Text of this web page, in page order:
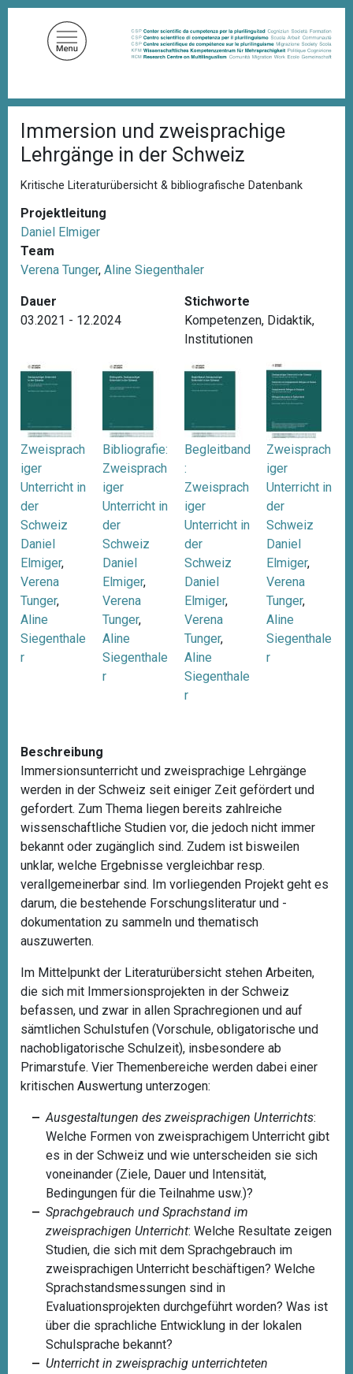
D
f
a
d
a
i
g
a
t
i
n
Immersion und zweisprachige
Lehrgänge in der Schweiz
Kritische Literaturübersicht & bibliografische Datenbank
Projektleitung
Daniel Elmiger
Team
Verena Tunger, Aline Siegenthaler
Dauer
03.2021 - 12.2024
Stichworte
Kompetenzen, Didaktik,
Institutionen
Zweisprach
iger
Unterricht in
der
Schweiz
Daniel
Elmiger,
Verena
Tunger,
Aline
Siegenthale
r
Bibliografie:
Zweisprach
iger
Unterricht in
der
Schweiz
Daniel
Elmiger,
Verena
Tunger,
Aline
Siegenthale
r
Begleitband
:
Zweisprach
iger
Unterricht in
der
Schweiz
Daniel
Elmiger,
Verena
Tunger,
Aline
Siegenthale
r
Zweisprach
iger
Unterricht in
der
Schweiz
Daniel
Elmiger,
Verena
Tunger,
Aline
Siegenthale
r
Beschreibung
Immersionsunterricht und zweisprachige Lehrgänge
werden in der Schweiz seit einiger Zeit gefördert und
gefordert. Zum Thema liegen bereits zahlreiche
wissenschaftliche Studien vor, die jedoch nicht immer
bekannt oder zugänglich sind. Zudem ist bisweilen
unklar, welche Ergebnisse vergleichbar resp.
verallgemeinerbar sind. Im vorliegenden Projekt geht es
darum, die bestehende Forschungsliteratur und -
dokumentation zu sammeln und thematisch
auszuwerten.
Im Mittelpunkt der Literaturübersicht stehen Arbeiten,
die sich mit Immersionsprojekten in der Schweiz
befassen, und zwar in allen Sprachregionen und auf
sämtlichen Schulstufen (Vorschule, obligatorische und
nachobligatorische Schulzeit), insbesondere ab
Primarstufe. Vier Themenbereiche werden dabei einer
kritischen Auswertung unterzogen:
Ausgestaltungen des zweisprachigen Unterrichts:
Welche Formen von zweisprachigem Unterricht gibt
es in der Schweiz und wie unterscheiden sie sich
voneinander (Ziele, Dauer und Intensität,
Bedingungen für die Teilnahme usw.)?
Sprachgebrauch und Sprachstand im
zweisprachigen Unterricht: Welche Resultate zeigen
Studien, die sich mit dem Sprachgebrauch im
zweisprachigen Unterricht beschäftigen? Welche
Sprachstandsmessungen sind in
Evaluationsprojekten durchgeführt worden? Was ist
über die sprachliche Entwicklung in der lokalen
Schulsprache bekannt?
Unterricht in zweisprachig unterrichteten